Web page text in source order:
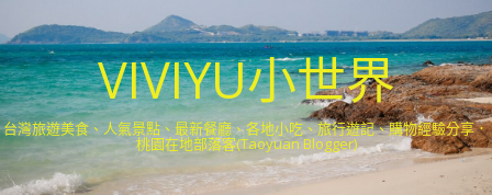
VIVIYU小世界
台灣旅遊美食、人氣景點、最新餐廳、各地小吃、旅行遊記、購物經驗分享．
桃園在地部落客(Taoyuan Blogger)